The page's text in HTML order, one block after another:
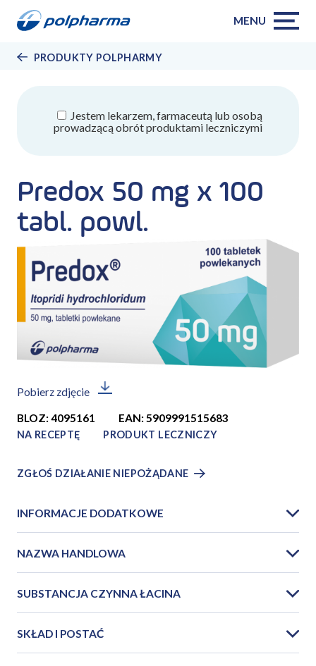
MENU
PRODUKTY POLPHARMY
Jestem lekarzem, farmaceutą lub osobą
prowadzącą obrót produktami leczniczymi
Predox 50 mg x 100
tabl. powl.
Pobierz zdjęcie
BLOZ: 4095161 EAN: 5909991515683
NA RECEPTĘ PRODUKT LECZNICZY
ZGŁOŚ DZIAŁANIE NIEPOŻĄDANE
INFORMACJE DODATKOWE
NAZWA HANDLOWA
SUBSTANCJA CZYNNA ŁACINA
SKŁAD I POSTAĆ